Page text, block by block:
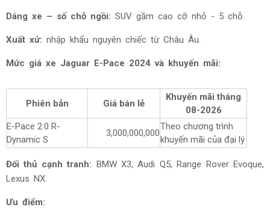
Dáng xe – số chỗ ngồi: SUV gầm cao cỡ nhỏ - 5 chỗ.
Xuất xứ: nhập khẩu nguyên chiếc từ Châu Âu.
Mức giá xe Jaguar E-Pace 2024 và khuyến mãi:
Phiên bản Giá bán lẻ
Khuyến mãi tháng
08-2026
E-Pace 2.0 R-
Dynamic S
3,000,000,000
Theo chương trình
khuyến mãi của đại lý
Đối thủ cạnh tranh: BMW X3, Audi Q5, Range Rover Evoque,
Lexus NX.
Ưu điểm: